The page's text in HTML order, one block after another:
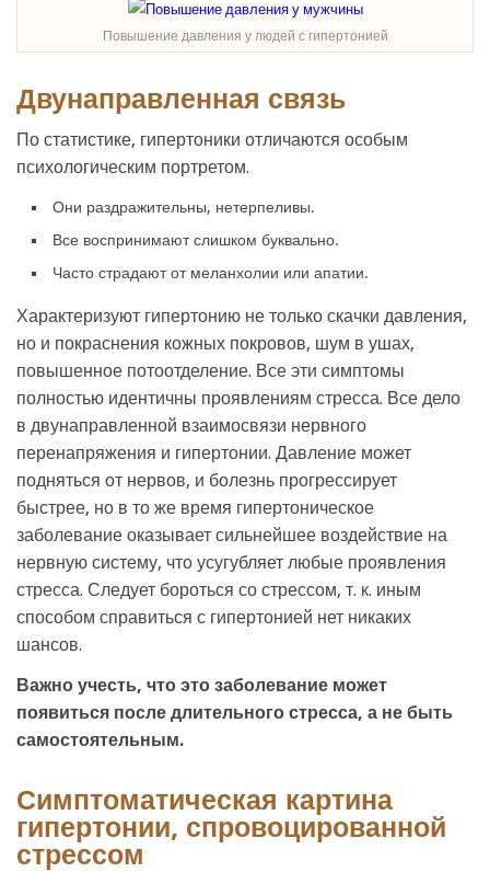
Повышение давления у людей с гипертонией
Двунаправленная связь
По статистике, гипертоники отличаются особым
психологическим портретом.
Они раздражительны, нетерпеливы.
Все воспринимают слишком буквально.
Часто страдают от меланхолии или апатии.
Характеризуют гипертонию не только скачки давления,
но и покраснения кожных покровов, шум в ушах,
повышенное потоотделение. Все эти симптомы
полностью идентичны проявлениям стресса. Все дело
в двунаправленной взаимосвязи нервного
перенапряжения и гипертонии. Давление может
подняться от нервов, и болезнь прогрессирует
быстрее, но в то же время гипертоническое
заболевание оказывает сильнейшее воздействие на
нервную систему, что усугубляет любые проявления
стресса. Следует бороться со стрессом, т. к. иным
способом справиться с гипертонией нет никаких
шансов.
Важно учесть, что это заболевание может
появиться после длительного стресса, а не быть
самостоятельным.
Симптоматическая картина
гипертонии, спровоцированной
стрессом